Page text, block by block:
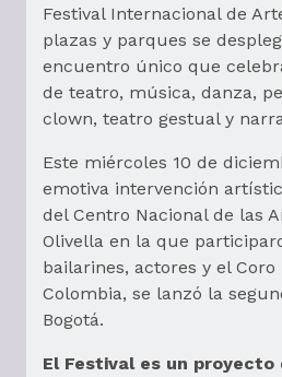
Festival Internacional de
plazas y parques se
encuentro único que
de teatro, música, danza,
clown, teatro gestual y
Este miércoles 10 de
emotiva intervención
del Centro Nacional de las
Olivella en la que
bailarines, actores y el Coro
Colombia, se lanzó la
Bogotá.
El Festival es un